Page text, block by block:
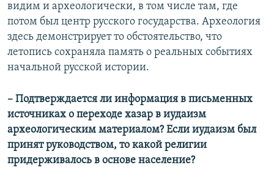
видим и археологически, в том числе там, где
потом был центр русского государства. Археология
здесь демонстрирует то обстоятельство, что
летопись сохраняла память о реальных событиях
начальной русской истории.
– Подтверждается ли информация в письменных
источниках о переходе хазар в иудаизм
археологическим материалом? Если иудаизм был
принят руководством, то какой религии
придерживалось в основе население?